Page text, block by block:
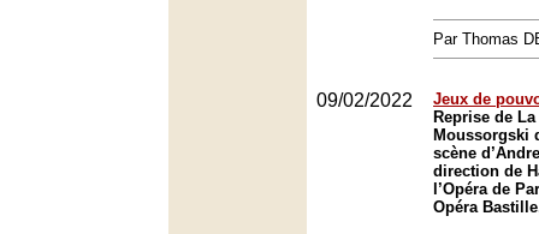
Par Thomas
09/02/2022
Jeux de
Reprise de
Moussorgski
scène
direction de
l’Opéra de
Opéra